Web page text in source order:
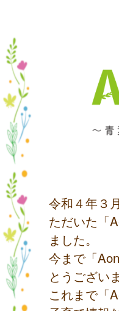
令和４年３
ただいた「
ました。
今まで「
とうござい
これまで「